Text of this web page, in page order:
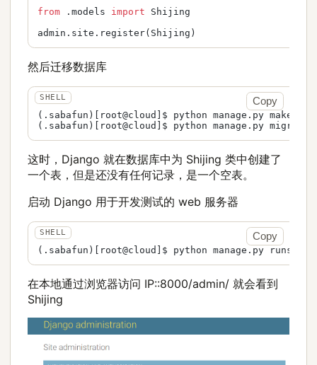
from .models import Shijing
然后迁移数据库
(.sabafun)[root@cloud]$ python manage.py
Copy
这时，Django 就在数据库中为 Shijing 类中创建了
一个表，但是还没有任何记录，是一个空表。
启动 Django 用于开发测试的 web 服务器
Copy
在本地通过浏览器访问 IP::8000/admin/ 就会看到
Shijing